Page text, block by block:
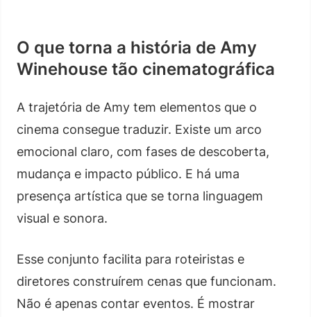
O que torna a história de Amy
Winehouse tão cinematográfica
A trajetória de Amy tem elementos que o
cinema consegue traduzir. Existe um arco
emocional claro, com fases de descoberta,
mudança e impacto público. E há uma
presença artística que se torna linguagem
visual e sonora.
Esse conjunto facilita para roteiristas e
diretores construírem cenas que funcionam.
Não é apenas contar eventos. É mostrar